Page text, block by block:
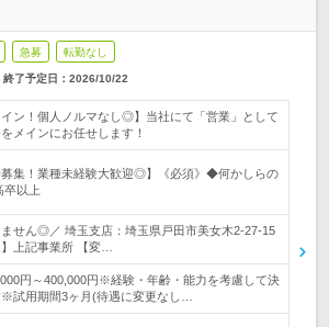
急募 転勤なし
終了予定日： 2026/10/22
イン！個人ノルマなし◎】当社にて「営業」として
メインにお任せします！
募集！業種未経験大歓迎◎】《必須》◆何かしらの
以上
せん◎／ 埼玉支店：埼玉県戸田市美女木2-27-15
】上記事業所 【変…
円～400,000円※経験・年齢・能力を考慮して決
試用期間3ヶ月(待遇に変更なし…